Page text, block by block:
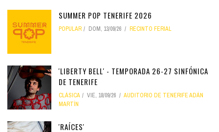
SUMMER POP TENERIFE 2026
POPULAR DOM, 13/09/26 RECINTO FERIAL
'LIBERTY BELL' - TEMPORADA 26-27 SINFÓNICA
DE TENERIFE
CLÁSICA VIE, 18/09/26
AUDITORIO DE TENERIFE ADÁN
MARTÍN
'RAÍCES'